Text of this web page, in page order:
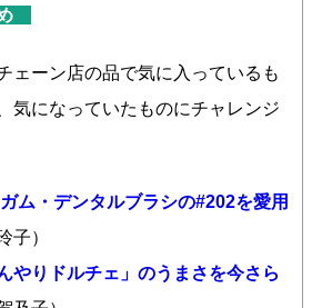
ェーン店の品で気に入っているも
気になっていたものにチャレンジ
ム・デンタルブラシの#202を愛用
子）
やりドルチェ」のうまさを今さら